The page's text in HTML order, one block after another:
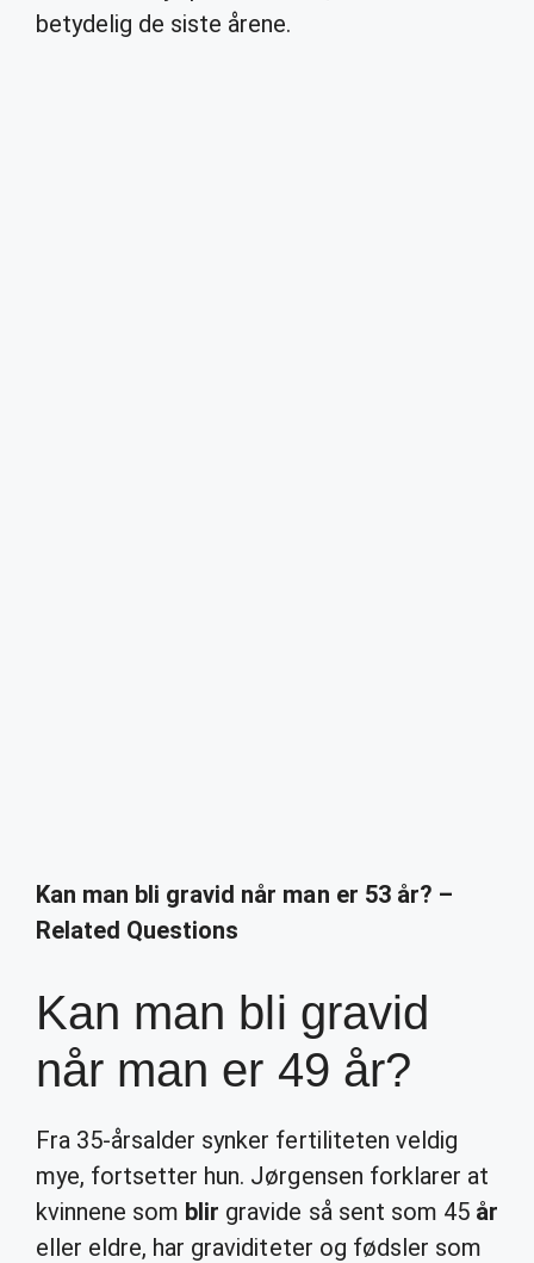
betydelig de siste årene.
Kan man bli gravid når man er 53 år? –
Related Questions
Kan man bli gravid
når man er 49 år?
Fra 35-årsalder synker fertiliteten veldig
mye, fortsetter hun. Jørgensen forklarer at
kvinnene som blir gravide så sent som 45 år
eller eldre, har graviditeter og fødsler som